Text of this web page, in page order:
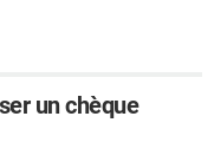
un chèque